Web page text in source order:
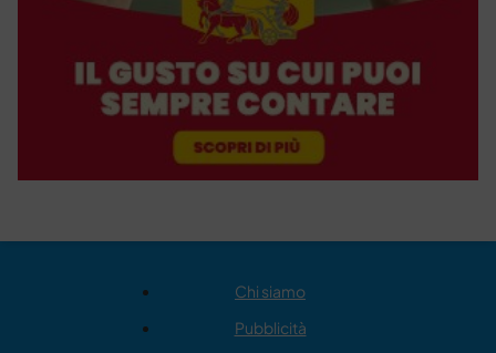
Chi siamo
Pubblicità